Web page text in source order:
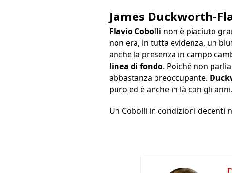
James Duckworth-
Flavio Cobolli non è piaciuto
non era, in tutta evidenza, un
anche la presenza in campo
linea di fondo. Poiché non
abbastanza preoccupante.
puro ed è anche in là con gli anni.
Un Cobolli in condizioni decenti